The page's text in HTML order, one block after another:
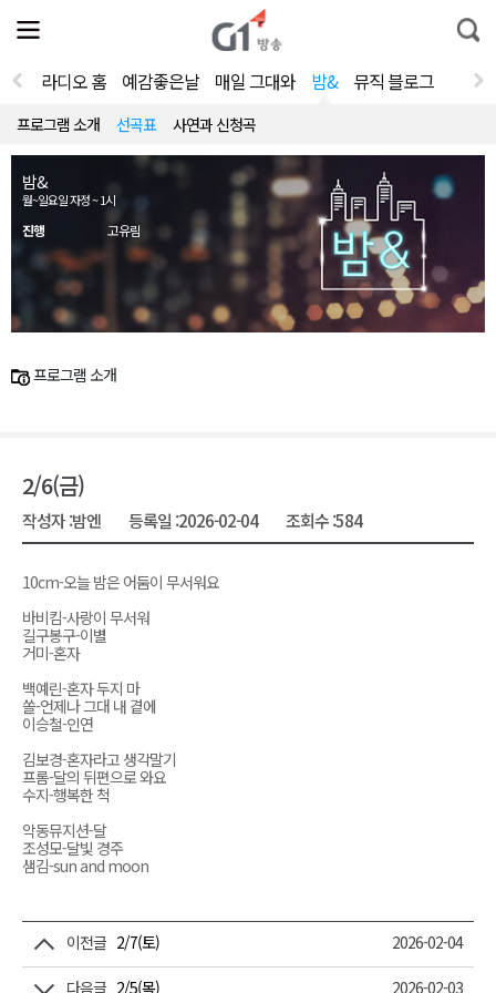
전
체
뉴
열
통
합
라디오 홈 예감좋은날 매일 그대와 밤& 뮤직 블로그
프로그램 소개 선곡표 사연과 신청곡
밤&
월~일요일 자정 ~ 1시
진행 고유림
프로그램 소개
2/6(금)
작성자 :밤엔 등록일 :2026-02-04 조회수 :584
10cm-오늘 밤은 어둠이 무서워요
바비킴-사랑이 무서워
길구봉구-이별
거미-혼자
백예린-혼자 두지 마
쏠-언제나 그대 내 곁에
이승철-인연
김보경-혼자라고 생각말기
프롬-달의 뒤편으로 와요
수지-행복한 척
악동뮤지션-달
조성모-달빛 경주
샘김-sun and moon
이전글 2/7(토) 2026-02-04
다음글 2/5(목) 2026-02-03